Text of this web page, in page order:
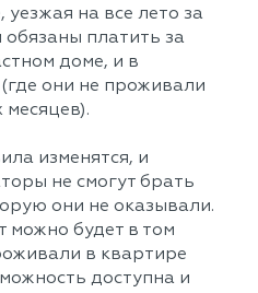
на все лето за
платить за
доме, и в
они не проживали
месяцев).
изменятся, и
не смогут брать
они не оказывали.
можно будет в том
в квартире
доступна и